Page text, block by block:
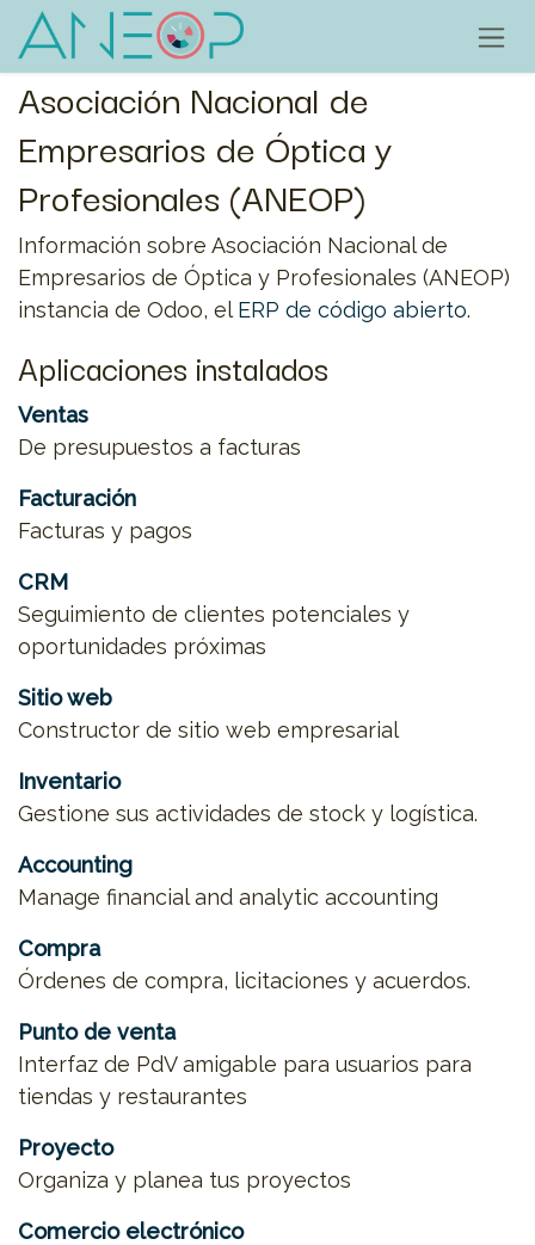
Ir al contenido
Asociación Nacional de
Empresarios de Óptica y
Profesionales (ANEOP)
Información sobre Asociación Nacional de
Empresarios de Óptica y Profesionales (ANEOP)
instancia de Odoo, el ERP de código abierto.
Aplicaciones instalados
Ventas
De presupuestos a facturas
Facturación
Facturas y pagos
CRM
Seguimiento de clientes potenciales y
oportunidades próximas
Sitio web
Constructor de sitio web empresarial
Inventario
Gestione sus actividades de stock y logística.
Accounting
Manage financial and analytic accounting
Compra
Órdenes de compra, licitaciones y acuerdos.
Punto de venta
Interfaz de PdV amigable para usuarios para
tiendas y restaurantes
Proyecto
Organiza y planea tus proyectos
Comercio electrónico